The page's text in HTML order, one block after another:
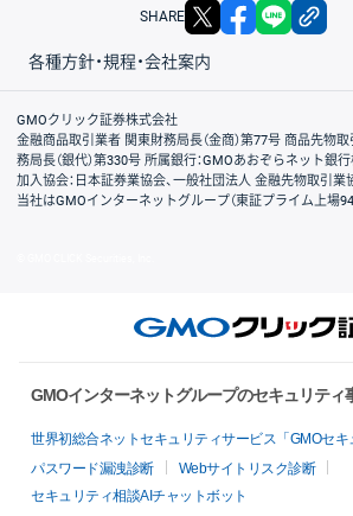
SHARE X facebook
各種方針・規程・会社案内
取引規程・約款
サイトマップ
その他のご案内
個人情報保護方針
最良執行方針
サイトのご利用について
ディスクレイマー
信託保全
リスク説明
会社案内
GMOクリック証券株式会社
金融商品取引業者 関東財務局長（金商）第77号 商品先物
務局長（銀代）第330号 所属銀行：GMOあおぞらネット銀
加入協会：日本証券業協会、一般社団法人 金融先物取引業
当社はGMOインターネットグループ（東証プライム上場
GMOインターネットグループのセキュリティ
世界初総合ネットセキュリティサービス「GMOセキ
パスワード漏洩診断
Webサイトリスク診断
セキュリティ相談AIチャットボット